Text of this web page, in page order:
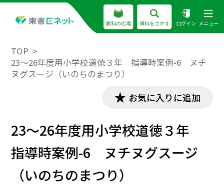
教科の広場 資料をさがす ログイン メニュー
TOP
23～26年度用小学校道徳３年 指導時案例-6 ヌチ
ヌグスージ（いのちのまつり）
お気に入りに追加
23～26年度用小学校道徳３年
指導時案例-6 ヌチヌグスージ
（いのちのまつり）